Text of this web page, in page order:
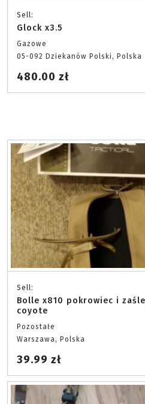
Sell:
Glock x3.5
Gazowe
05-092 Dziekanów Polski, Polska
480.00 zł
Sell:
Bolle x810 pokrowiec i
coyote
Pozostałe
Warszawa, Polska
39.99 zł